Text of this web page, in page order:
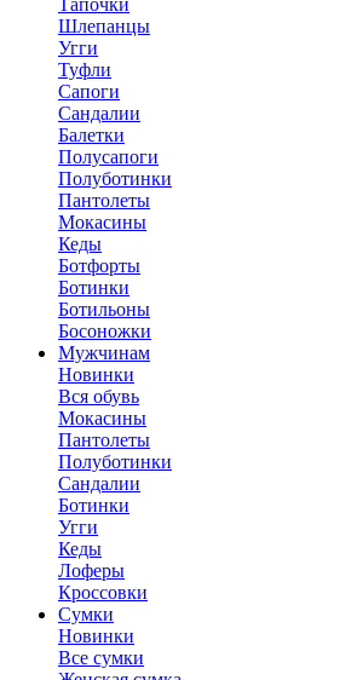
Тапочки
Шлепанцы
Угги
Туфли
Сапоги
Сандалии
Балетки
Полусапоги
Полуботинки
Пантолеты
Мокасины
Кеды
Ботфорты
Ботинки
Ботильоны
Босоножки
Мужчинам
Новинки
Вся обувь
Мокасины
Пантолеты
Полуботинки
Сандалии
Ботинки
Угги
Кеды
Лоферы
Кроссовки
Сумки
Новинки
Все сумки